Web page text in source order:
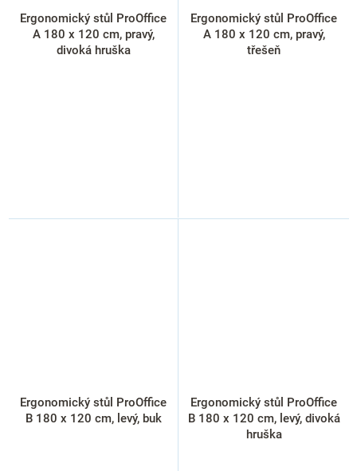
Ergonomický stůl ProOffice
A 180 x 120 cm, pravý,
divoká hruška
Ergonomický stůl ProOffice
A 180 x 120 cm, pravý,
třešeň
Ergonomický stůl ProOffice
B 180 x 120 cm, levý, buk
Ergonomický stůl ProOffice
B 180 x 120 cm, levý, divoká
hruška